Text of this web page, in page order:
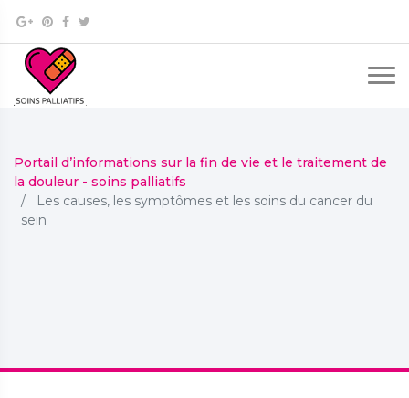
Portail d’informations sur la fin de vie et le traitement de
la douleur - soins palliatifs
Les causes, les symptômes et les soins du cancer du
sein